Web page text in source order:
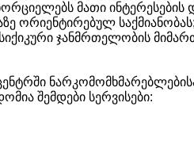
მათი ინტერესების
ორიენტირებულ საქმიანობას;
ჯანმრთელობის
ცენტრში
შემდები სერვისები: